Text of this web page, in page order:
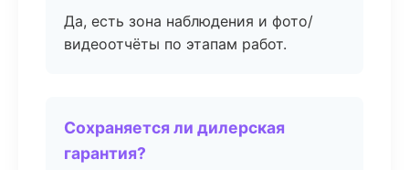
Да, есть зона наблюдения и фото/
видеоотчёты по этапам работ.
Сохраняется ли дилерская
гарантия?